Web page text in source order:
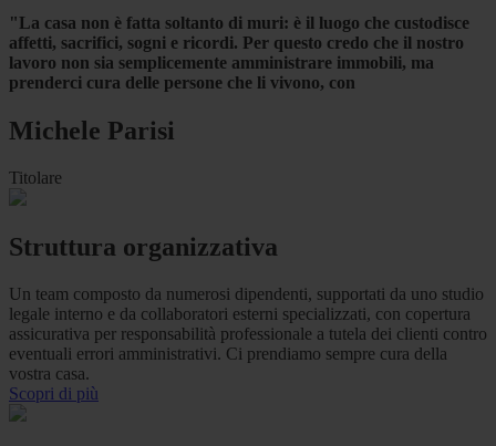
"La casa non è fatta soltanto di muri: è il luogo che custodisce
affetti, sacrifici, sogni e ricordi. Per questo credo che il nostro
lavoro non sia semplicemente amministrare immobili, ma
prenderci cura delle persone che li vivono, con
Michele Parisi
Titolare
Struttura organizzativa
Un team composto da numerosi dipendenti, supportati da uno studio
legale interno e da collaboratori esterni specializzati, con copertura
assicurativa per responsabilità professionale a tutela dei clienti contro
eventuali errori amministrativi. Ci prendiamo sempre cura della
vostra casa.
Scopri di più